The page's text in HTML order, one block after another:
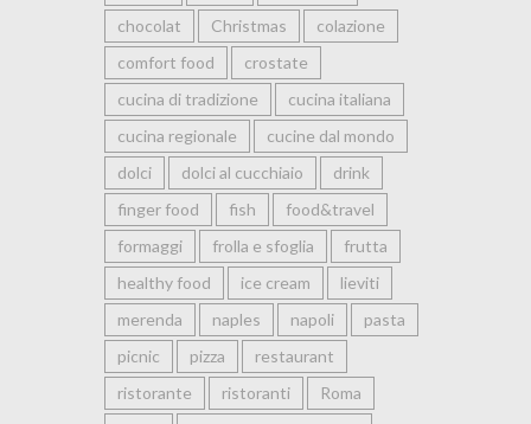
chocolat
Christmas
colazione
comfort food
crostate
cucina di tradizione
cucina italiana
cucina regionale
cucine dal mondo
dolci
dolci al cucchiaio
drink
finger food
fish
food&travel
formaggi
frolla e sfoglia
frutta
healthy food
ice cream
lieviti
merenda
naples napoli
pasta
picnic
pizza
restaurant
ristorante
ristoranti
Roma